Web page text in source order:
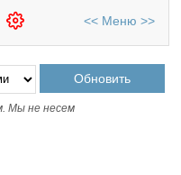
<< Меню >>
Мы не несем